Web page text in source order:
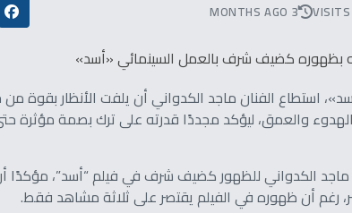
3 MONTHS AGO
الفنان ماجد الكدواني أن يلفت الأنظار بقوة
والعمق، ليؤكد مجددًا قدرته على ترك بصمة مؤثرة
الكدواني للظهور كضيف شرف في فيلم “أسد”، مؤكدًا
رغم أن ظهوره في الفيلم يقتصر على ثلاثة مشاهد فقط.